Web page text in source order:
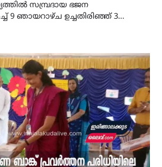
സമ്പ്രദായ ഭജന
9 ഞായറാഴ്ച ഉച്ചതിരിഞ്ഞ് 3…